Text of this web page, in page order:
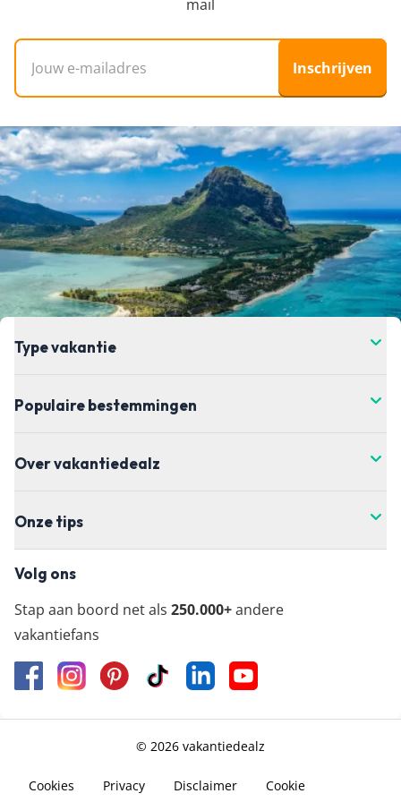
mail
Inschrijven
Type vakantie
Populaire bestemmingen
Over vakantiedealz
Onze tips
Volg ons
Stap aan boord net als 250.000+andere
vakantiefans
© 2026 vakantiedealz
Cookies Privacy Disclaimer Cookie